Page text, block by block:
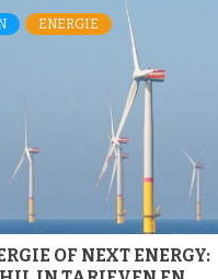
ENERGIE
OF NEXT ENERGY: